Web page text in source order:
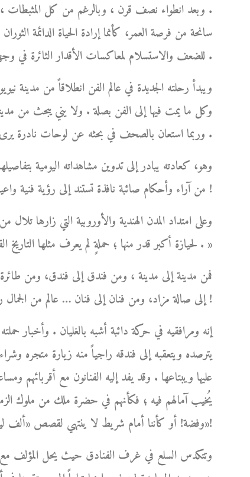
. وبعد انطواء نصف قرن ، وبالرغم من كل المثبطات
سانحة من فرصة العمر، كأنما إرادة الحياة الدائمة
للضعف والاستسلام لمعاكسات الأقدار الثائرة في وجهه .
ويبدأ رحلته الجديدة في عالم الفن انطلاقاً من
وكل ما يمت فيها إلى الفن بصلة . ولا يني يبحث من
وربما استعان بالصحف في بحثه عن لوحات نادرة يرى فيها تفرداً وإبداعاً، فيُعلن فيها عن رغبته في ابتياعها .
وهو، كعادته يبادر إلى تدوين مشاهداته اليومية
من آراء وأحكام صائبة نافذة تستند إلى رؤية فنية واعية ثابتة، نابعة من ذوقه الفني الرفيع وطول باعه في شؤون الفن !
وعلى امتداد المدن الهندية والأوروبية التي زارها تلال
لحيازة أكبر قدر منها ؛ حملةٍ لم يعرف مثلها التاريخ القديم أو الحديث، بلغت ذروتها في بلاد الهند العريقة بفنونها الجميلة . »
فمن مدينة إلى مدينة ، ومن فندق إلى فندق، ومن
إلى صالة مزاد، ومن فنان إلى فنان … عالم من الجمال راح يكبر ويكبر من حوله مبرداً بشعاعاته اللطيفة لهيب أوجاعه !
إنه ومرافقيه في حركة دائبة أشبه بالغليان .
يترصده ويتعقبه إلى فندقه راجياً منه زيارة متجره
عليها ويبتاعها . وقد يفد إليه الفنانون مع أقربائهم
يُخيب آمالهم فيه ؛ فكأنهم في حضرة ملك من ملوك الزمن
وفضة! أو كأننا أمام شريط لا ينتهي لقصص «ألف ليلة وليلة»!
وتتكدس السلع في غرف الفنادق حيث يحل المؤلف مع